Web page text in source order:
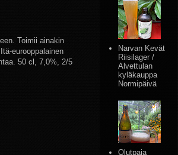
Toimii ainakin
eurooppalainen
50 cl, 7,0%, 2/5
Narvan Kevät
Riisilager /
Alvettulan
kyläkauppa
Normipäivä
Olutpaja